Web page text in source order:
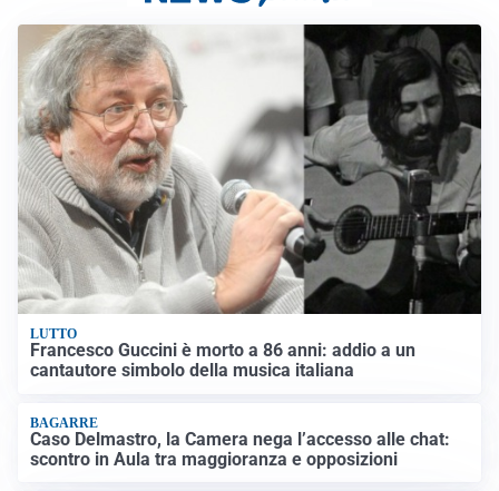
LUTTO
Francesco Guccini è morto a 86 anni: addio a un
cantautore simbolo della musica italiana
BAGARRE
Caso Delmastro, la Camera nega l’accesso alle chat:
scontro in Aula tra maggioranza e opposizioni